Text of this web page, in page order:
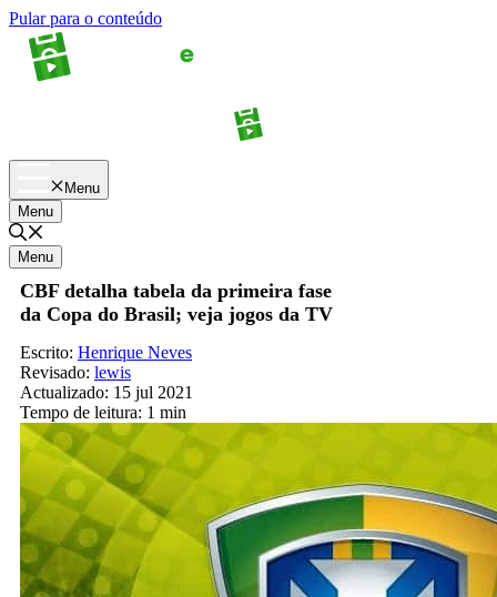
Pular para o conteúdo
Menu
Menu
Menu
CBF detalha tabela da primeira fase
da Copa do Brasil; veja jogos da TV
Escrito: Henrique Neves
Revisado: lewis
Actualizado: 15 jul 2021
Tempo de leitura: 1 min